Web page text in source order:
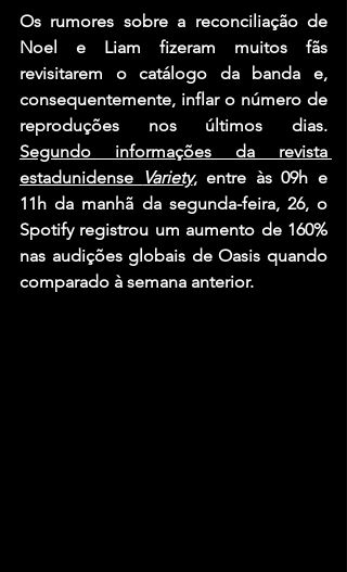
Os rumores sobre a reconciliação de
Noel e Liam fizeram muitos fãs
revisitarem o catálogo da banda e,
consequentemente, inflar o número de
Segundo informações da revista
estadunidense Variety, entre às 09h e
11h da manhã da segunda-feira, 26, o
Spotify registrou um aumento de 160%
nas audições globais de Oasis quando
comparado à semana anterior.